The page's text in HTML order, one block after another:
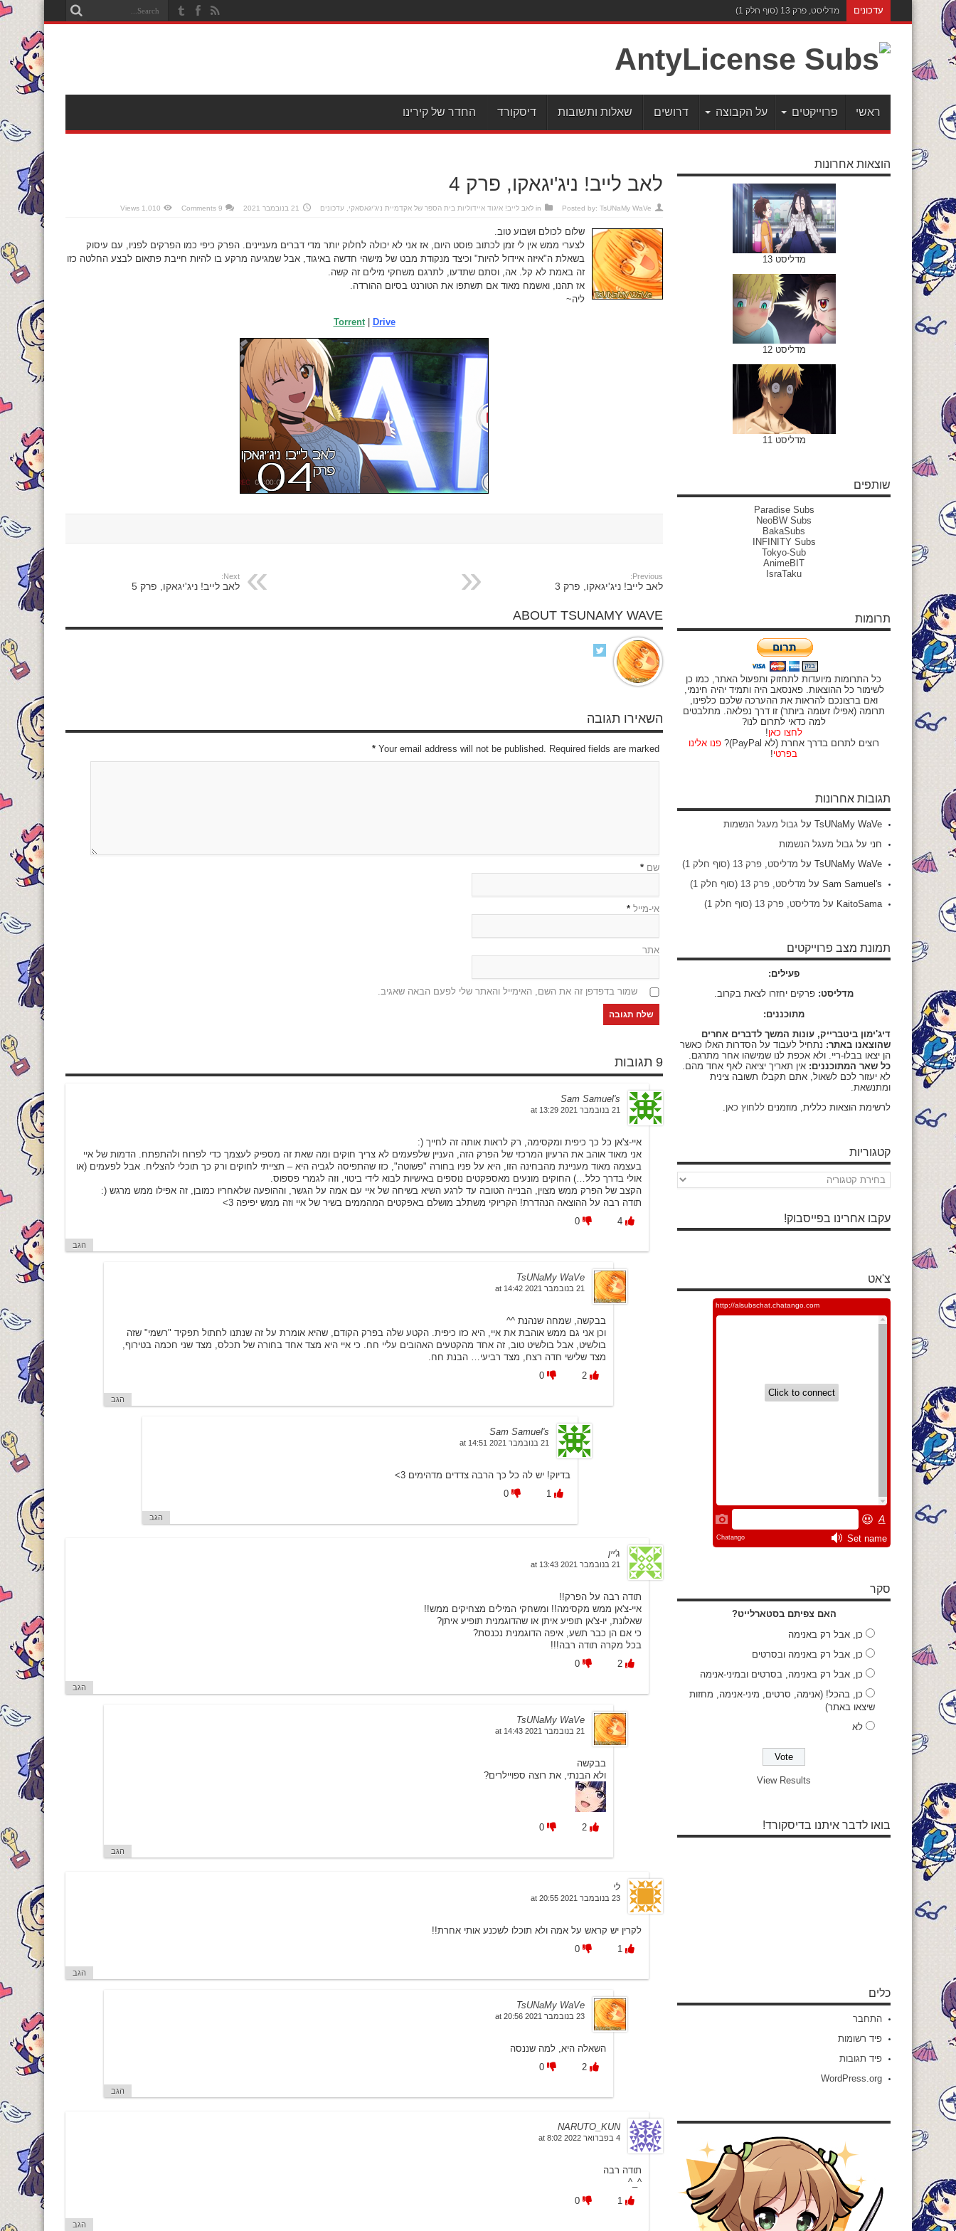
עדכונים מדליסט, פרק 12
ראשי פרוייקטים על הקבוצה דרושים שאלות ותשובות דיסקורד החדר של קירינו
לאב לייב! ניג'יגאקו, פרק 4
Posted by: TsUNaMy WaVe
in לאב לייב! איגוד איידוליות בית הספר של אקדמיית ניג'יגאסאקי עדכונים 21 בנובמבר 2021 9 Comments
1,010 Views
שלום לכולם ושבוע טוב.
לצערי ממש אין לי זמן לכתוב פוסט היום, אז אני לא יכולה לחלוק יותר מדי דברים מעניינים. הפרק כיפי כמו הפרקים לפניו, עם עיסוק
בשאלת ה"איזה איידול להיות" וכיצד מנקודת מבט של מישהי חדשה באיגוד, אבל שמגיעה מרקע בו להיות חייבת פתאום לבצע החלטה כזו
זה באמת לא קל. אה, וסתם שתדעו, לתרגם משחקי מילים זה קשה.
אז תהנו, ואשמח מאוד אם תשתפו את הטורנט בסיום ההורדה.
ליה~
Torrent| Drive
Previous:
לאב לייב! ניג'יגאקו, פרק 3
Next:
לאב לייב! ניג'יגאקו, פרק 5
ABOUT TSUNAMY WAVE
השאירו תגובה
Your email address will not be published. Required fields are marked
*
שם *
אי-מייל *
אתר
שמור בדפדפן זה את השם, האימייל והאתר שלי לפעם הבאה שאגיב.
9 תגובות
Sam Samuel's
21 בנובמבר 2021 at 13:29
איי-צ'אן כל כך כיפית ומקסימה, רק לראות אותה זה לחייך (:
אני מאוד אוהב את הרעיון המרכזי של הפרק הזה, העניין שלפעמים לא צריך חוקים ומה שאת זה מספיק לעצמך כדי לפרוח ולהתפתח. הדמות של איי
בעצמה מאוד מעניינת מהבחינה הזו, היא על פניו בחורה "פשוטה", כזו שהתפיסה לגביה היא – תצייתי לחוקים ורק כך תוכלי להצליח. אבל לפעמים (או
אולי בדרך כלל…) החוקים מונעים מאספקטים נוספים באישיות לבוא לידי ביטוי, וזה לגמרי פספוס.
הקצב של הפרק ממש מצוין, הבנייה הטובה עד לרגע השיא בשיחה של איי עם אמה על הגשר, וההופעה שלאחריו כמובן, זה אפילו ממש מרגש (:
תודה רבה על ההוצאה הנהדרת! הקריוקי משתלב מושלם באפקטים המהממים בשיר של איי וזה ממש יפיפה 3>
4
0
הגב
TsUNaMy WaVe
21 בנובמבר 2021 at 14:42
בבקשה, שמחה שנהנת ^^
וכן אני גם ממש אוהבת את איי, היא כזו כיפית. הקטע שלה בפרק הקודם, שהיא אומרת על זה שנתנו לחתול תפקיד "רשמי" שזה
בולשיט, אבל בולשיט טוב, זה אחד מהקטעים האהובים עליי חח. כי איי היא מצד אחד בחורה של תכלס, מצד שני חכמה בטירוף,
מצד שלישי חדה רצח, מצד רביעי… הבנת חח.
2
0
הגב
Sam Samuel's
21 בנובמבר 2021 at 14:51
בדיוק! יש לה כל כך הרבה צדדים מדהימים 3>
1
0
הגב
ג'יין
21 בנובמבר 2021 at 13:43
תודה רבה על הפרק!!
איי-צ'אן ממש מקסימה!! ומשחקי המילים מצחיקים ממש!!
שאלונת, יו-צ'אן תופיע איתן או שהדוגמנית תופיע איתן?
כי אם הן כבר תשע, איפה הדוגמנית נכנסת?
בכל מקרה תודה רבה!!!
2
0
הגב
TsUNaMy WaVe
21 בנובמבר 2021 at 14:43
בבקשה
ולא הבנתי, את רוצה ספויילרים?
2
0
הגב
לי
23 בנובמבר 2021 at 20:55
לקרין יש קראש על אמה ולא תוכלו לשכנע אותי אחרת!!
1
0
הגב
TsUNaMy WaVe
23 בנובמבר 2021 at 20:56
השאלה היא, למה שננסה
2
0
הגב
NARUTO_KUN
4 בפברואר 2022 at 8:02
תודה רבה
^_^
1
0
הגב
הוצאות אחרונות
מדליסט 13
מדליסט 12
מדליסט 11
שותפים
Paradise Subs
NeoBW Subs
BakaSubs
INFINITY Subs
Tokyo-Sub
AnimeBIT
IsraTaku
תרומות
כל התרומות מיועדות לתחזוק ותפעול האתר, כמו כן
לשימור כל ההוצאות. פאנסאב היה ותמיד יהיה חינמי,
ואם ברצונכם להראות את ההערכה שלכם כלפינו,
תרומה (אפילו זעומה ביותר) זו דרך נפלאה. מתלבטים
למה כדאי לתרום לנו?
לחצו כאן!
רוצים לתרום בדרך אחרת (לא PayPal)?
פנו אלינו
בפרטי!
תגובות אחרונות
TsUNaMy WaVe על גבול מעגל הנשמות
חני על גבול מעגל הנשמות
TsUNaMy WaVe על מדליסט, פרק 13 (סוף חלק 1)
Sam Samuel's על מדליסט, פרק 13 (סוף חלק 1)
KaitoSama על מדליסט, פרק 13 (סוף חלק 1)
תמונת מצב פרוייקטים
פעילים:
מדליסט: פרקים יחזרו לצאת בקרוב.
מתוכננים:
דיג'ימון ביטברייק, עונות המשך לדברים אחרים
שהוצאנו באתר: נתחיל לעבוד על הסדרות האלו כאשר
הן יצאו בבלו-ריי. ולא אכפת לנו שמישהו אחר מתרגם.
כל שאר המתוכננים: אין תאריך יציאה לאף אחד מהם.
לא יעזור לכם לשאול, אתם תקבלו תשובה צינית
ומתנשאת.
לרשימת הוצאות כללית, מוזמנים ללחוץ כאן.
קטגוריות
קטגוריות
עקבו אחרינו בפייסבוק!
צ'אט
סקר
האם צפיתם בסטארלייט?
כן, אבל רק באנימה
כן, אבל רק באנימה ובסרטים
כן, אבל רק באנימה, בסרטים ובמיני-אנימה
כן, בהכל! (אנימה, סרטים, מיני-אנימה, מחזות
שיצאו באתר)
לא
View Results
בואו לדבר איתנו בדיסקורד!
כלים
התחבר
פיד רשומות
פיד תגובות
WordPress.org